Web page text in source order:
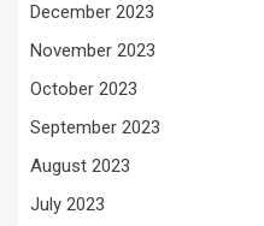
December 2023
November 2023
October 2023
September 2023
August 2023
July 2023